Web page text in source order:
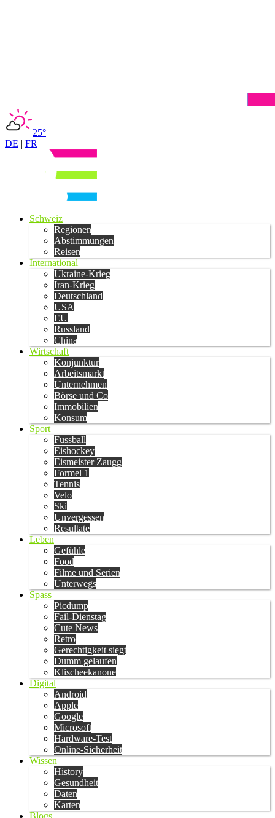
25°
DE | FR
Schweiz
Regionen
Abstimmungen
Reisen
International
Ukraine-Krieg
Iran-Krieg
Deutschland
USA
EU
Russland
China
Wirtschaft
Konjunktur
Arbeitsmarkt
Unternehmen
Börse und Co
Immobilien
Konsum
Sport
Fussball
Eishockey
Eismeister Zaugg
Formel 1
Tennis
Velo
Ski
Unvergessen
Resultate
Leben
Gefühle
Food
Filme und Serien
Unterwegs
Spass
Picdump
Fail-Dienstag
Cute News
Retro
Gerechtigkeit siegt
Dumm gelaufen
Klischeekanone
Digital
Android
Apple
Google
Microsoft
Hardware-Test
Online-Sicherheit
Wissen
History
Gesundheit
Daten
Karten
Blogs